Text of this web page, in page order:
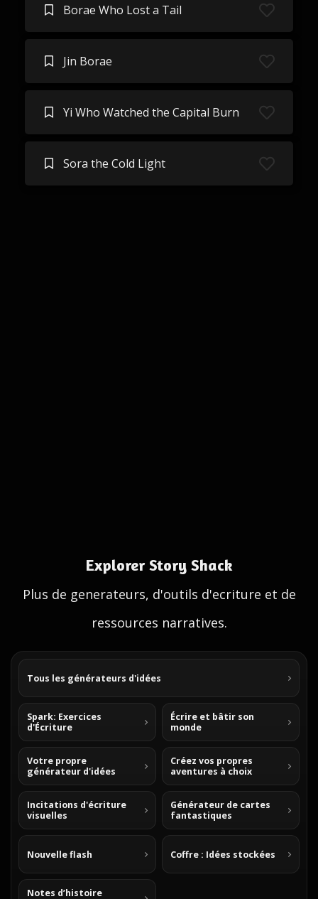
Borae Who Lost a Tail
Jin Borae
Yi Who Watched the Capital Burn
Sora the Cold Light
Explorer Story Shack
Plus de generateurs, d'outils d'ecriture et de
ressources narratives.
Tous les générateurs d'idées
Spark: Exercices
d'Écriture
Écrire et bâtir son
monde
Votre propre
générateur d'idées
Créez vos propres
aventures à choix
Incitations d'écriture
visuelles
Générateur de cartes
fantastiques
Nouvelle flash Coffre : Idées stockées
Notes d’histoire